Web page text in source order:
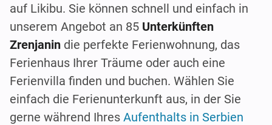
auf Likibu. Sie können schnell und einfach in
unserem Angebot an 85 Unterkünften
Zrenjanin die perfekte Ferienwohnung, das
Ferienhaus Ihrer Träume oder auch eine
Ferienvilla finden und buchen. Wählen Sie
einfach die Ferienunterkunft aus, in der Sie
gerne während Ihres Aufenthalts in Serbien